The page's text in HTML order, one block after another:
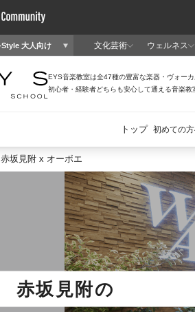
赤坂見附 x オーボエ
赤坂見附の